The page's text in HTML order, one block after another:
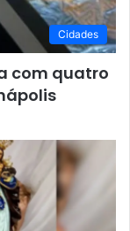
Cidades
com quatro